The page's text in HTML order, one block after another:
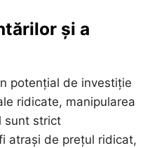
și a
potențial de investiție
ridicate, manipularea
sunt strict
atrași de prețul ridicat,